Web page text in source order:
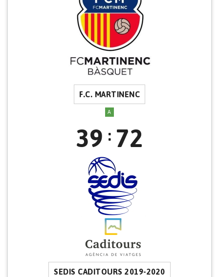
F.C. MARTINENC
A
39 : 72
SEDIS CADITOURS 2019-2020